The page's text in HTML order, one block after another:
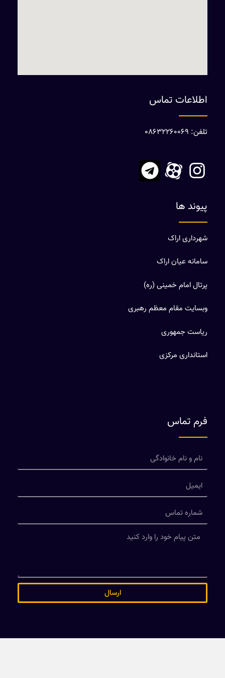
اطلاعات تماس
تلفن: 08632260069
پیوند ها
شهرداری اراک
سامانه عیان اراک
پرتال امام خمینی (ره)
وبسایت مقام معظم رهبری
ریاست جمهوری
استانداری مرکزی
فرم تماس
ارسال